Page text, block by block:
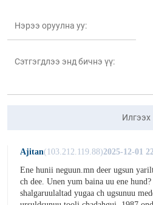
Илгээх
Ajitan(103.212.119.88)2025-12-01
Ene hunii neguun.mn deer ugsun
ch dee. Unen yum baina uu ene
shalgaruulaltad yugaa ch ugsunuu